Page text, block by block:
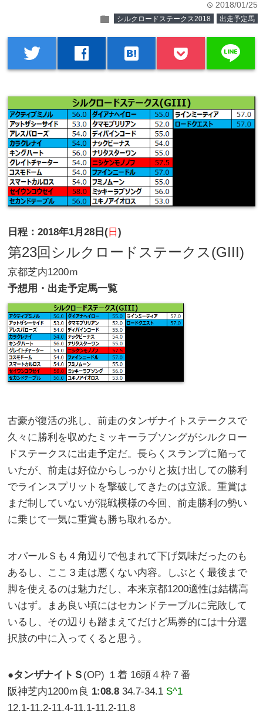
time 2018/01/25
folder シルクロードステークス2018 出走予定馬
twitter facebook hatenabookmark line
日程：2018年1月28日( 日)
第23回シルクロードステークス(GIII)
京都芝内1200ｍ
予想用・出走予定馬一覧
古豪が復活の兆し、前走のタンザナイトステークスで
久々に勝利を収めたミッキーラブソングがシルクロー
ドステークスに出走予定だ。長らくスランプに陥って
いたが、前走は好位からしっかりと抜け出しての勝利
でラインスプリットを撃破してきたのは立派。重賞は
まだ制していないが混戦模様の今回、前走勝利の勢い
に乗じて一気に重賞も勝ち取れるか。
オパールＳも４角辺りで包まれて下げ気味だったのも
あるし、ここ３走は悪くない内容。しぶとく最後まで
脚を使えるのは魅力だし、本来京都1200適性は結構高
いはず。まあ良い頃にはセカンドテーブルに完敗して
いるし、その辺りも踏まえてだけど馬券的には十分選
択肢の中に入ってくると思う。
●タンザナイトＳ (OP) １着 16頭４枠７番
阪神芝内1200ｍ良 1:08.8 34.7-34.1 S^1
12.1-11.2-11.4-11.1-11.2-11.8